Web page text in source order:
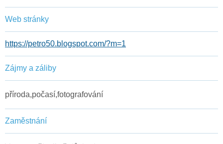
Web stránky
https://petro50.blogspot.com/?m=1
Zájmy a záliby
příroda,počasí,fotografování
Zaměstnání